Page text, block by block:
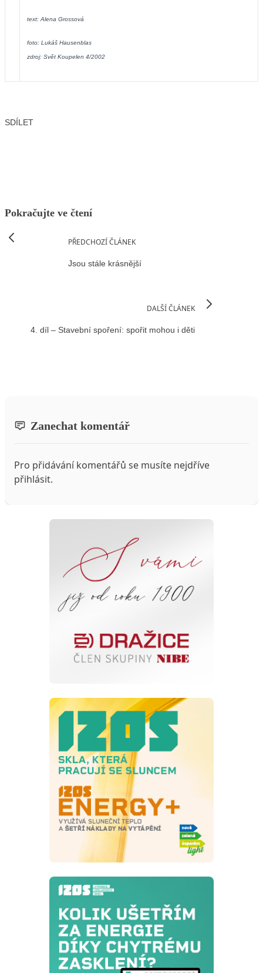
text: Alena Grossová
foto: Lukáš Hausenblas
zdroj: Svět Koupelen 4/2002
SDÍLET
Pokračujte ve čtení
PŘEDCHOZÍ ČLÁNEK
Jsou stále krásnější
DALŠÍ ČLÁNEK
4. díl – Stavební spoření: spořit mohou i děti
Zanechat komentář
Pro přidávání komentářů se musíte nejdříve
přihlásit.